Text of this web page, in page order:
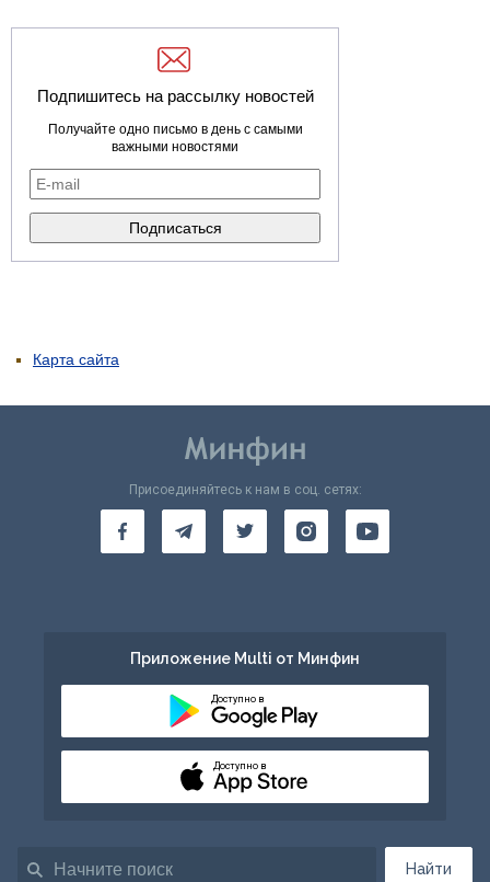
Подпишитесь на рассылку новостей
Получайте одно письмо в день с самыми
важными новостями
Карта сайта
Найти
Присоединяйтесь к нам в соц. сетях:
Приложение Multi от Минфин
Доступно в
Доступно в